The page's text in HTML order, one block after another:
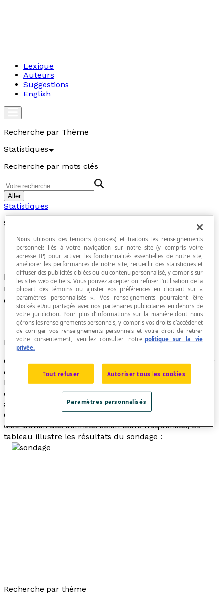
Lexique
Auteurs
Suggestions
English
Recherche par Thème
Statistiques
Recherche par mots clés
Aller
Statistiques
Sondage
Enquête statistique qui porte sur unéchantillon
représentatif d'unepopulationdonnée afin d’en
étudier une ou plusieurs caractéristiques.
Exemple
On a demandé à 39 élèves de 6è année quelle était leur
couleur préférée parmi les 6 couleurs suivantes :
Blanc - Orange - Jaune - Rouge - Noir - Vert Voici les
données recueillies : Population étudiée : Élèves de 6è
année Échantillon : 39 élèves Caractéristique étudiée :
Couleur préférée Voici le tableau de compilation et de
distribution des données selon leurs fréquences; ce
tableau illustre les résultats du sondage :
Recherche par thème
Nous utilisons des témoins (cookies) et traitons les renseignements
personnels liés à votre navigation sur notre site (y compris votre
adresse IP) pour activer les fonctionnalités essentielles de notre site,
améliorer les performances de notre site, recueillir des statistiques et
diffuser des publicités ciblées ou du contenu personnalisé, y compris sur
les sites web de tiers. Vous pouvez accepter ou refuser l’utilisation de la
plupart des témoins ou ajuster vos préférences en cliquant sur «
paramètres personnalisés ». Vos renseignements pourraient être
stockés et/ou partagés avec nos partenaires publicitaires en dehors de
votre juridiction. Pour plus d’informations sur la manière dont nous
gérons les renseignements personnels, y compris vos droits d’accéder et
de corriger vos renseignements personnels et votre droit de retirer
votre consentement, veuillez consulter notre politique sur la vie
privée.
Tout refuser Autoriser tous les cookies
Paramètres personnalisés